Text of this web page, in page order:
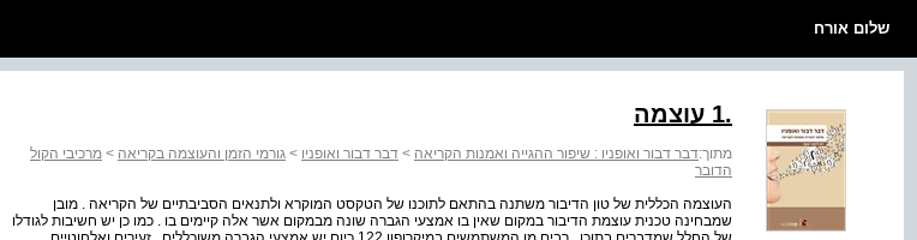
שלום אורח
.1 עוצמה
מתוך:דבר דבור ואופניו : שיפור ההגייה ואמנות הקריאה > דבר דבור ואופניו > גורמי הזמן והעוצמה בקריאה > מרכיבי הקול
הדובר
העוצמה הכללית של טון הדיבור משתנה בהתאם לתוכנו של הטקסט המוקרא ולתנאים הסביבתיים של הקריאה . מובן
שמבחינה טכנית עוצמת הדיבור במקום שאין בו אמצעי הגברה שונה מבמקום אשר אלה קיימים בו . כמו כן יש חשיבות לגודלו